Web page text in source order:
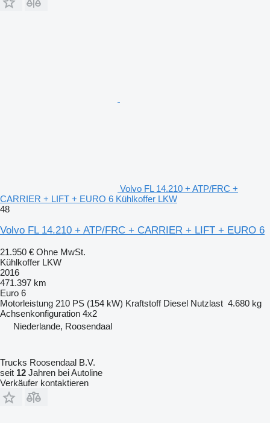
Volvo FL 14.210 + ATP/FRC +
CARRIER + LIFT + EURO 6 Kühlkoffer LKW
48
Volvo FL 14.210 + ATP/FRC + CARRIER + LIFT + EURO 6
21.950 € Ohne MwSt.
Kühlkoffer LKW
2016
471.397 km
Euro 6
Motorleistung 210 PS (154 kW) Kraftstoff Diesel Nutzlast 4.680 kg
Achsenkonfiguration 4x2
Niederlande, Roosendaal
Trucks Roosendaal B.V.
seit 12 Jahren bei Autoline
Verkäufer kontaktieren